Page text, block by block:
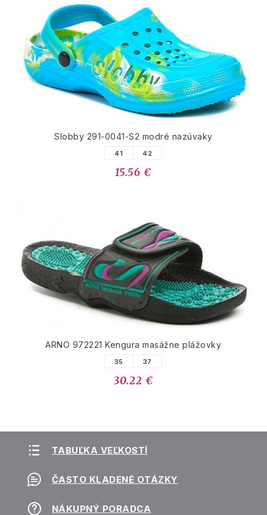
Slobby 291-0041-S2 modré nazúvaky
41 42
15.56 €
ARNO 972221 Kengura masážne plážovky
35 37
30.22 €
TABUĽKA VEĽKOSTÍ
ČASTO KLADENÉ OTÁZKY
NÁKUPNÝ PORADCA